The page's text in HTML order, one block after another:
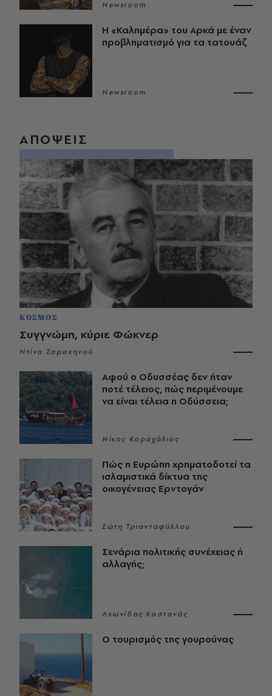
Newsroom
Η «Καλημέρα» του Αρκά με έναν
προβληματισμό για τα τατουάζ
Newsroom
ΑΠΟΨΕΙΣ
ΚΟΣΜΟΣ
Συγγνώμη, κύριε Φώκνερ
Ντίνα Σαρακηνού
Αφού ο Οδυσσέας δεν ήταν
ποτέ τέλειος, πώς περιμένουμε
να είναι τέλεια η Οδύσσεια;
Νίκος Καραχάλιος
Πώς η Ευρώπη χρηματοδοτεί τα
ισλαμιστικά δίκτυα της
οικογένειας Ερντογάν
Σώτη Τριανταφύλλου
Σενάρια πολιτικής συνέχειας ή
αλλαγής;
Λεωνίδας Καστανάς
Ο τουρισμός της γουρούνας